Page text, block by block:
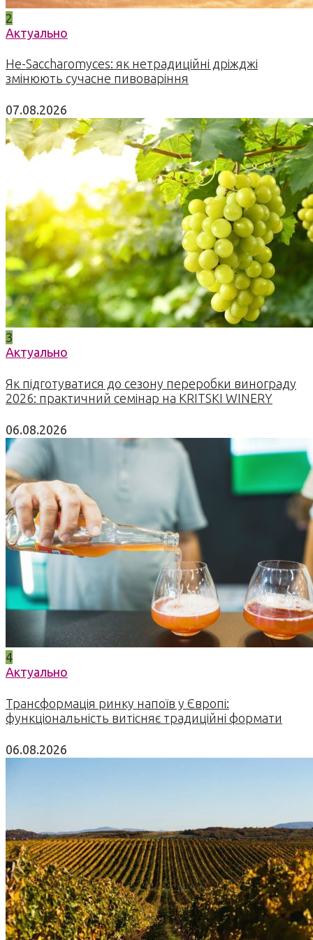
2
Актуально
Не-Saccharomyces: як нетрадиційні дріжджі
змінюють сучасне пивоваріння
07.08.2026
3
Актуально
Як підготуватися до сезону переробки винограду
2026: практичний семінар на KRITSKI WINERY
06.08.2026
4
Актуально
Трансформація ринку напоїв у Європі:
функціональність витісняє традиційні формати
06.08.2026